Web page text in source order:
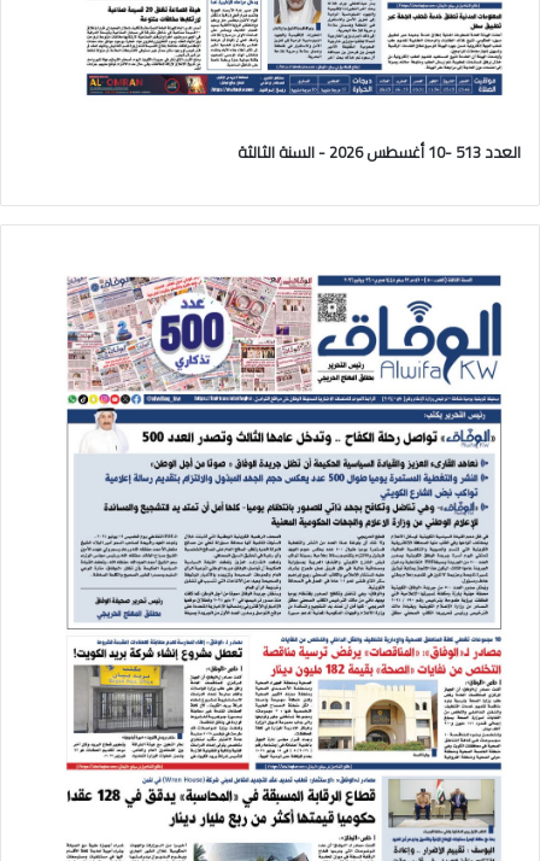
العدد 513 -10 أغسطس 2026 - السنة الثالثة